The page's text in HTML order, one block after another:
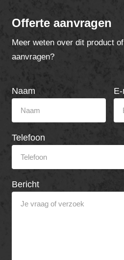
Offerte aanvragen
Meer weten over dit product
aanvragen?
Naam
Telefoon
Bericht